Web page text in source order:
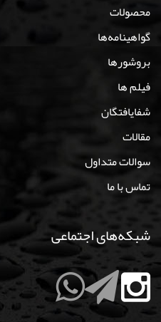
محصولات
گواهینامه‌ها
بروشورها
فیلم ها
شفایافتگان
مقالات
سوالات متداول
تماس با ما
شبکه‌های اجتماعی